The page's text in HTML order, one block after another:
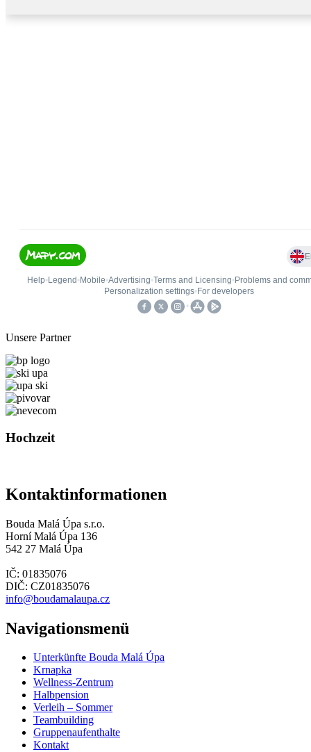
Unsere Partner
Hochzeit
Kontaktinformationen
Bouda Malá Úpa s.r.o.
Horní Malá Úpa 136
542 27 Malá Úpa
IČ: 01835076
DIČ: CZ01835076
info@boudamalaupa.cz
Navigationsmenü
Unterkünfte Bouda Malá Úpa
Krnapka
Wellness-Zentrum
Halbpension
Verleih – Sommer
Teambuilding
Gruppenaufenthalte
Kontakt